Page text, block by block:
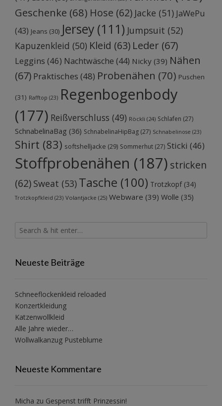
Geschenke (68) Hose (62) Jacke (51) JaWePu
(43) Jeans (30) Jersey (111) Jumpsuit (52)
Kapuzenkleid (50) Kleid (63) Leder (67)
Leggins (46) Nachtwäsche (44) Nicky (39) Nähen
(67) Praktisches (48) Probenähen (70) Puschen
(31) Rafftop (23) Regenbogenbody
(177) Reißverschluss (49) Röckli (24) Schlafen (27)
SchnabelinaBag (36) SchnabelinaHipBag (27) Schnabelinose (23)
Shirt (83) softshelljacke (29) Sommerhut (27) Sticki (46)
Stoffprobenähen (187) stricken
(62) Sweat (53) Tasche (100) Trotzkopf(34)
Trotzkopfkleid (23) Volantjacke (25) Webware (39) Wolle (35)
Neueste Beiträge
Schneeflockenkleid reloaded
Konzertkleidung
Katzenwollkleid
Alle Jahre wieder…
Wollwalkanzug Pusteblume
Neueste Kommentare
Micha zu Gespenst trifft Prinzessin!